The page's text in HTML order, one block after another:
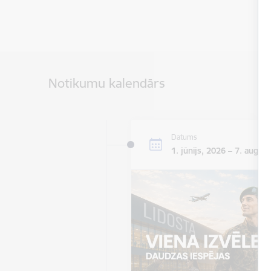
Notikumu kalendārs
Datums
1. jūnijs, 2026 – 7.